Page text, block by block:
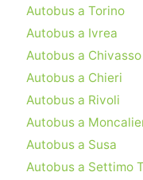
Autobus a Torino
Autobus a Ivrea
Autobus a Chivasso
Autobus a Chieri
Autobus a Rivoli
Autobus a
Autobus a Susa
Autobus a Settimo